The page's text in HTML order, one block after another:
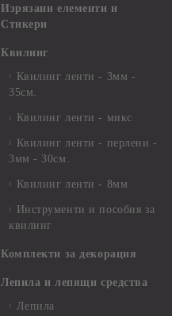
Изрязани елементи и
Стикери
Квилинг
Квилинг ленти - 3мм -
35см.
Квилинг ленти - микс
Квилинг ленти - перлени -
3мм - 30см.
Квилинг ленти - 8мм
Инструменти и пособия за
квилинг
Комплекти за декорация
Лепила и лепящи средства
Лепила